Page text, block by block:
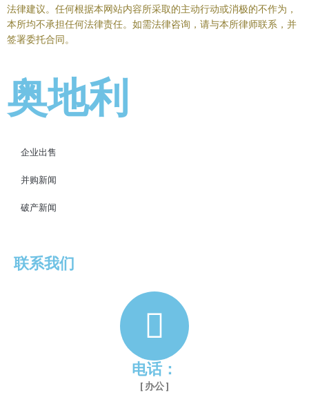
法律建议。任何根据本网站内容所采取的主动行动或消极的不作为，
本所均不承担任何法律责任。如需法律咨询，请与本所律师联系，并
签署委托合同。
奥地利
企业出售
并购新闻
破产新闻
联系我们
电话：
[ 办公 ]